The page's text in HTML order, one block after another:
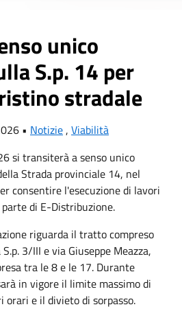
unico
S.p. 14 per
stradale
• Notizie, Viabilità
si transiterà a senso unico
Strada provinciale 14, nel
consentire l'esecuzione di lavori
di E-Distribuzione.
riguarda il tratto compreso
3/III e via Giuseppe Meazza,
tra le 8 e le 17. Durante
in vigore il limite massimo di
e il divieto di sorpasso.